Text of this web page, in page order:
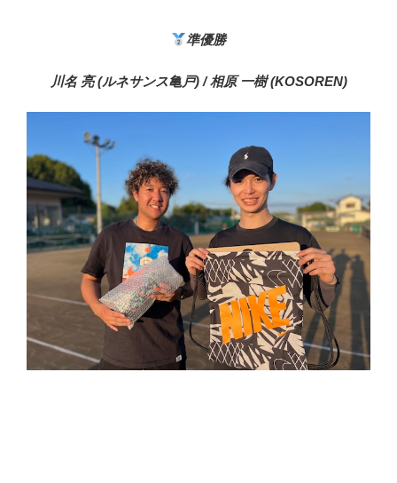
準優勝
川名 亮 (ルネサンス亀戸) / 相原 一樹 (KOSOREN)